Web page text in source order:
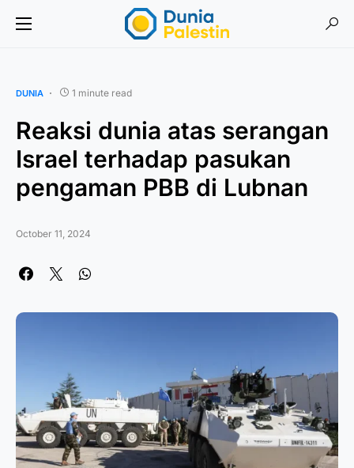
DUNIA 1 minute read
Reaksi dunia atas serangan
Israel terhadap pasukan
pengaman PBB di Lubnan
October 11, 2024